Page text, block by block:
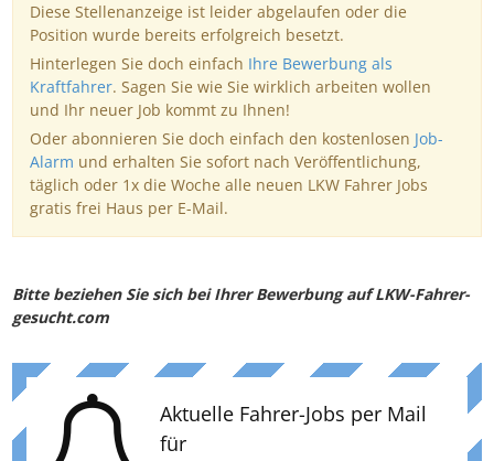
Diese Stellenanzeige ist leider abgelaufen oder die
Position wurde bereits erfolgreich besetzt.
Hinterlegen Sie doch einfach Ihre Bewerbung als
Kraftfahrer. Sagen Sie wie Sie wirklich arbeiten wollen
und Ihr neuer Job kommt zu Ihnen!
Oder abonnieren Sie doch einfach den kostenlosen Job-
Alarm und erhalten Sie sofort nach Veröffentlichung,
täglich oder 1x die Woche alle neuen LKW Fahrer Jobs
gratis frei Haus per E-Mail.
Bitte beziehen Sie sich bei Ihrer Bewerbung auf LKW-Fahrer-
gesucht.com
Aktuelle Fahrer-Jobs per Mail
für